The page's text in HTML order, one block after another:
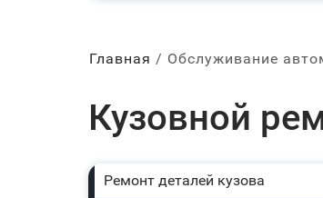
Главная Обслуживание
Кузовной
Ремонт деталей кузова